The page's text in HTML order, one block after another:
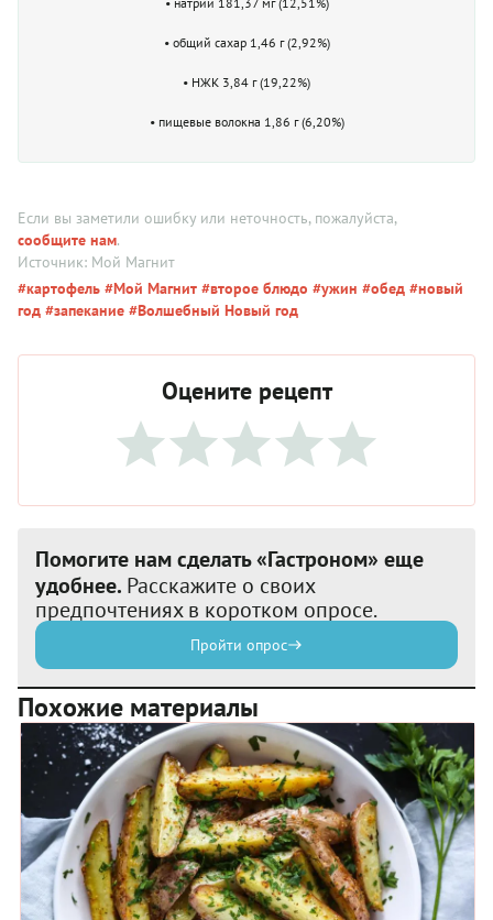
• общий сахар 1,46 г (2,92%)
• НЖК 3,84 г (19,22%)
• пищевые волокна 1,86 г (6,20%)
Если вы заметили ошибку или неточность, пожалуйста,
сообщите нам.
Источник: Мой Магнит
#картофель #Мой Магнит #второе блюдо #ужин #обед #новый
год #запекание #Волшебный Новый год
Оцените рецепт
Помогите нам сделать «Гастроном» еще
удобнее. Расскажите о своих
предпочтениях в коротком опросе.
Пройти опрос
Похожие материалы